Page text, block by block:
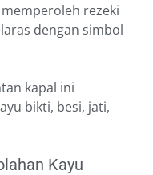
rezeki
dengan simbol
kapal ini
bikti, besi, jati,
Kayu